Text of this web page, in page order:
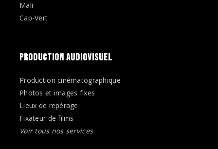
Mali
Cap-Vert
PRODUCTION AUDIOVISUEL
Production cinématographique
Photos et images fixes
Lieux de repérage
Fixateur de films
Voir tous nos services